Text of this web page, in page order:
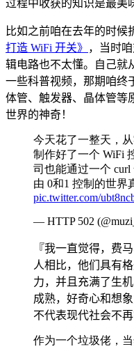
过程中收获的知识是最美
比如之前咱在去年的时候
打造 WiFi 开关》 ，当时
辑电路也不太懂。自己就
一些科普视频，那期咱终
体管、触发器、晶体管等
世界的神奇！
今天花了一整天，
制作好了一个 WiFi
司也能通过一个 curl
由 0和1 控制的世界
pic.twitter.com/
— HTTP 502
『我一直觉得，费
人相比，他们具有
力，并且充满了生
成熟，好奇心和想
不代表现代社会不
作为一个垃圾佬，